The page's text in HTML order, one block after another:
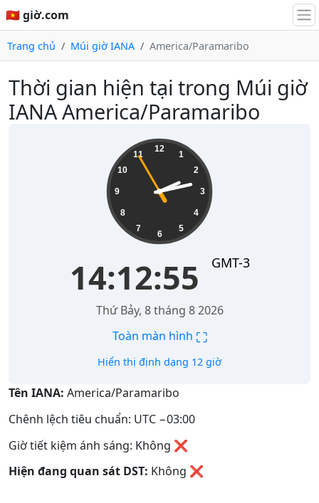
🇻🇳 giờ.com
Trang chủ Múi giờ IANA America/Paramaribo
Thời gian hiện tại trong Múi giờ
IANA America/Paramaribo
12
1
2
3
4
5
6
7
8
9
10
11
14:12:56 GMT-3
Thứ Bảy, 8 tháng 8 2026
Toàn màn hình ⛶
Hiển thị định dạng 12 giờ
Tên IANA: America/Paramaribo
Chênh lệch tiêu chuẩn: UTC −03:00
Giờ tiết kiệm ánh sáng: Không ❌
Hiện đang quan sát DST: Không ❌